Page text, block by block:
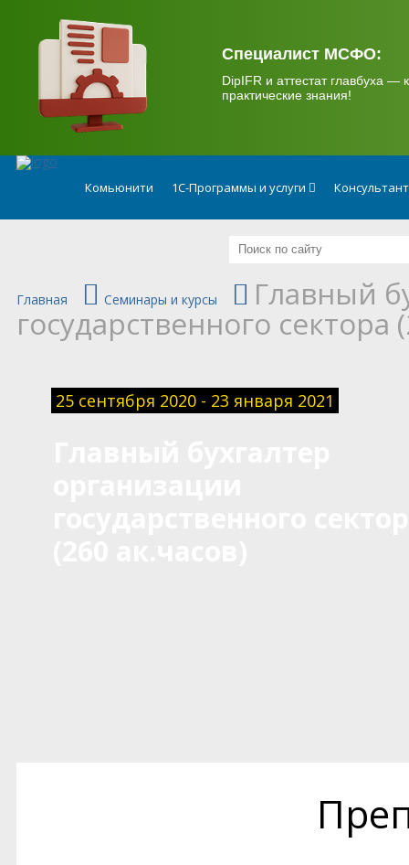
Специалист МСФО:
DipIFR и аттестат главбуха —
практические знания!
Комьюнити 1С-Программы и услуги
Главная Семинары и курсы Главный
государственного сектора
25 сентября 2020 - 23 января 2021